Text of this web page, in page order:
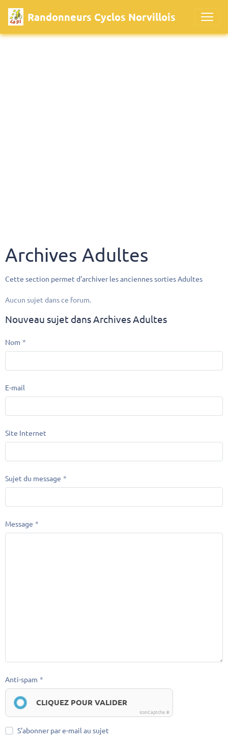
Randonneurs Cyclos Norvillois
Archives Adultes
Cette section permet d'archiver les anciennes sorties Adultes
Aucun sujet dans ce forum.
Nouveau sujet dans Archives Adultes
Nom
E-mail
Site Internet
Sujet du message
Message
Anti-spam
CLIQUEZ POUR VALIDER
IconCaptcha ©
S'abonner par e-mail au sujet